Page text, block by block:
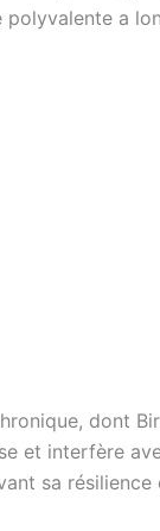
a
dont
et interfère
sa